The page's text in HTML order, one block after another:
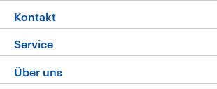
Die Nachrichten
Nachrichtenleicht
Neue Beiträge auf dlf.de
Livestream
Podcasts
Deutschlandfunk App
Kontakt
Hörerservice
Service
FAQ
Über uns